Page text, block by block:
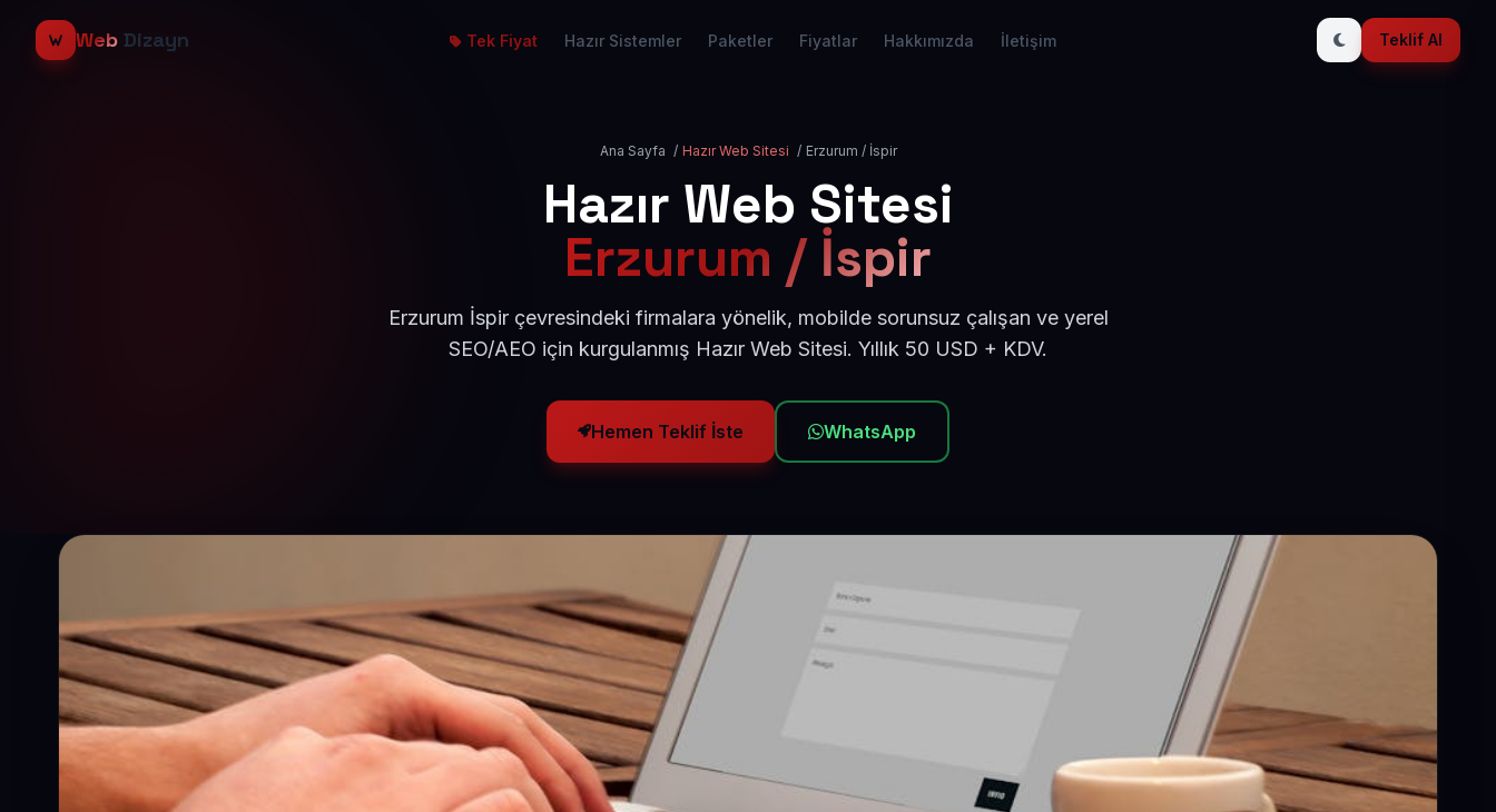
Web Dizayn Tek Fiyat Hazır Sistemler Paketler Fiyatlar Hakkımızda İletişim Teklif Al
Ana Sayfa / Hazır Web Sitesi / Erzurum / İspir
Hazır Web Sitesi
Erzurum / İspir
Erzurum İspir çevresindeki firmalara yönelik, mobilde sorunsuz çalışan ve yerel
SEO/AEO için kurgulanmış Hazır Web Sitesi. Yıllık 50 USD + KDV.
Hemen Teklif İste WhatsApp